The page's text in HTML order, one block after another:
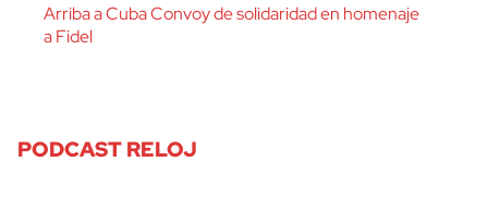
Arriba a Cuba Convoy de solidaridad en homenaje
a Fidel
PODCAST RELOJ